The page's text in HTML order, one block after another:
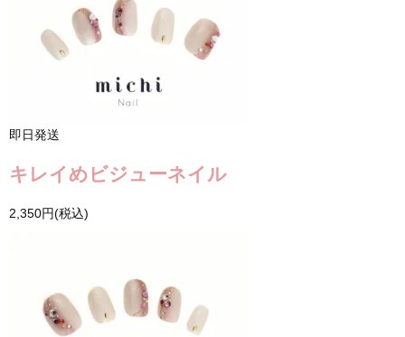
即日発送
キレイめビジューネイル
2,350円(税込)